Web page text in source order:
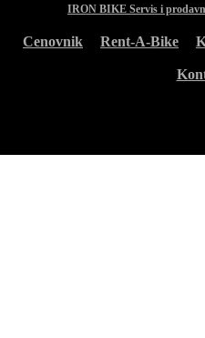
IRON BIKE Servis i
Cenovnik Rent-A-Bike